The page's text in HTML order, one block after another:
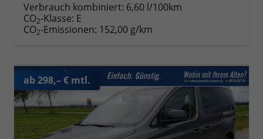
Verbrauch kombiniert: 6,60 l/100km
CO2-Klasse: E
CO2-Emissionen: 152,00 g/km
ab 298,– € mtl.